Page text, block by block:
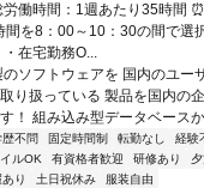
働時間：1週あたり35時間
を8：00～10：30の間で選
在宅勤務O...
ソフトウェアを 国内のユー
り扱っている 製品を国内の
！ 組み込み型データベース
歴不問 固定時間制 転勤なし 経験
ルOK 有資格者歓迎 研修あり
り 土日祝休み 服装自由